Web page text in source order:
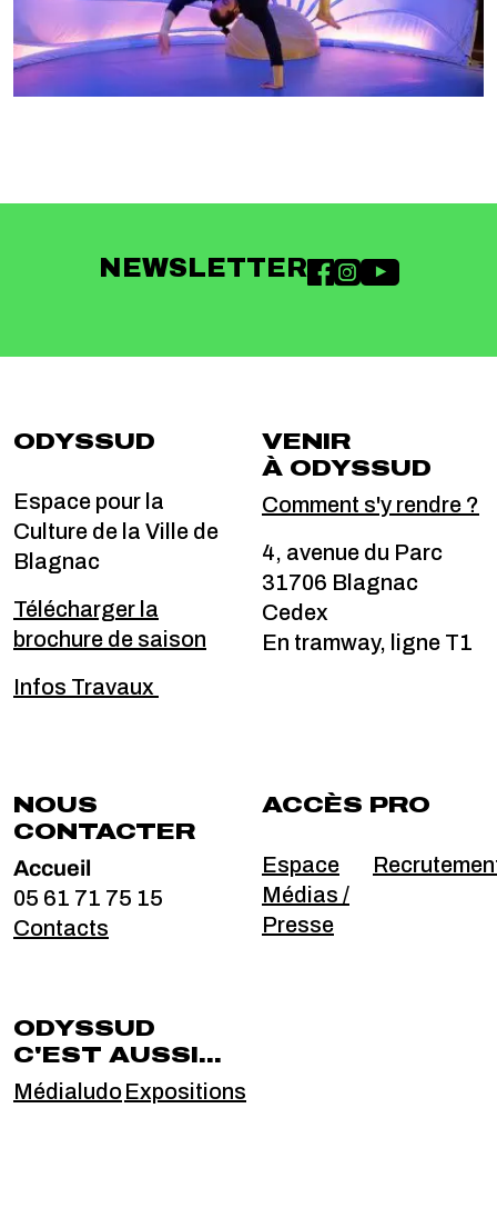
NEWSLETTER
ODYSSUD
Espace pour la
Culture de la Ville de
Blagnac
Télécharger la
brochure de saison
Infos Travaux
VENIR
À ODYSSUD
Comment s'y rendre ?
4, avenue du Parc
31706 Blagnac
Cedex
En tramway, ligne T1
NOUS
CONTACTER
Accueil
05 61 71 75 15
Contacts
ACCÈS PRO
Espace
Médias /
Presse
ODYSSUD
C'EST AUSSI...
MédialudoExpositions